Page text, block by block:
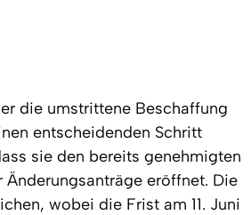
die umstrittene Beschaffung
entscheidenden Schritt
sie den bereits genehmigten
eröffnet. Die
wobei die Frist am 11. Juni